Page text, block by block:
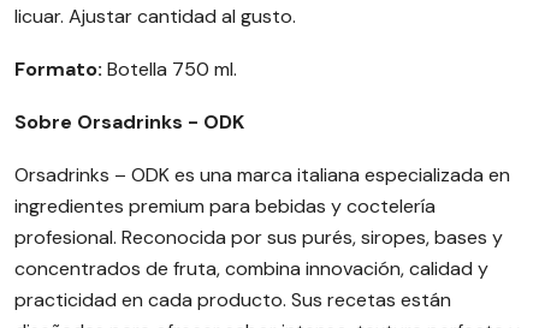
licuar. Ajustar cantidad al gusto.
Formato: Botella 750 ml.
Sobre Orsadrinks - ODK
Orsadrinks – ODK es una marca italiana especializada en
ingredientes premium para bebidas y coctelería
profesional. Reconocida por sus purés, siropes, bases y
concentrados de fruta, combina innovación, calidad y
practicidad en cada producto. Sus recetas están